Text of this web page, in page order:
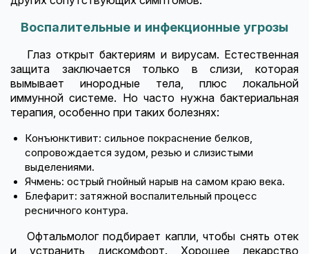
Воспалительные и инфекционные угрозы
Глаз открыт бактериям и вирусам. Естественная
защита заключается только в слизи, которая
вымывает инородные тела, плюс локальной
иммунной системе. Но часто нужна бактериальная
терапия, особенно при таких болезнях:
Конъюнктивит: сильное покраснение белков,
сопровождается зудом, резью и слизистыми
выделениями.
Ячмень: острый гнойный нарыв на самом краю века.
Блефарит: затяжной воспалительный процесс
ресничного контура.
Офтальмолог подбирает капли, чтобы снять отек
и устранить дискомфорт. Хорошее лекарство